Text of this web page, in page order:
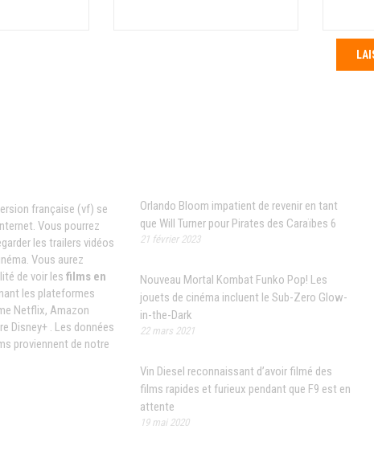
française (vf) se
Vous pourrez
les trailers vidéos
Vous aurez
de voir les films en
les plateformes
Netflix, Amazon
Disney+ . Les données
proviennent de notre
Orlando Bloom impatient de revenir en tant
que Will Turner pour Pirates des Caraïbes 6
21 février 2023
Nouveau Mortal Kombat Funko Pop! Les
jouets de cinéma incluent le Sub-Zero Glow-
in-the-Dark
22 mars 2021
Vin Diesel reconnaissant d’avoir filmé des
films rapides et furieux pendant que F9 est en
attente
19 mai 2020